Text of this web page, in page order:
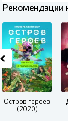
Рекомендации
Остров героев
(2020)